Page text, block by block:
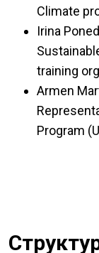
Climate
Irina
training
Armen
Program